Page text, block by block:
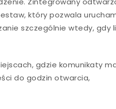
który pozwala
szczególnie wtedy, gdy
gdzie komunikaty
do godzin otwarcia,